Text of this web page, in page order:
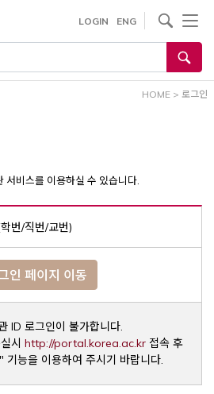
LOGIN ENG
HOME > 로그인
서비스를 이용하실 수 있습니다.
번/직번/교번)
인 페이지 이동
ID 로그인이 불가합니다.
시 http://portal.korea.ac.krOpens a
접속 후
기능을 이용하여 주시기 바랍니다.